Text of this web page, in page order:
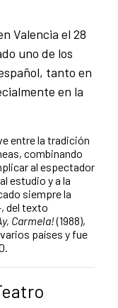
Valencia el 28
uno de los
tanto en
en la
entre la tradición
combinando
al espectador
estudio y a la
siempre la
del texto
Carmela!(1988),
países y fue